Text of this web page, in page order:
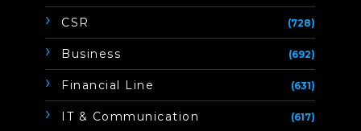
CSR (728)
Business (692)
Financial Line (631)
IT & Communication (617)